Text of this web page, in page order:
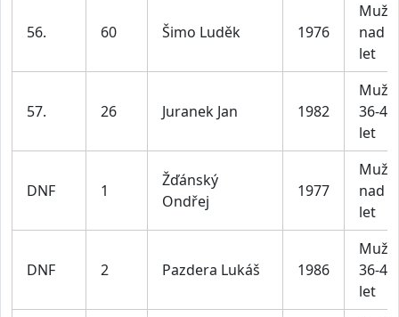
56. 60 Šimo Luděk 1976
Muži
nad
let
57. 26 Juranek Jan 1982
Muži
36-45
let
DNF 1
Žďánský
Ondřej
1977
Muži
nad
let
DNF 2 Pazdera Lukáš 1986
Muži
36-45
let